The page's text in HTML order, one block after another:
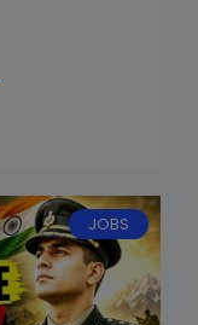
JOBS